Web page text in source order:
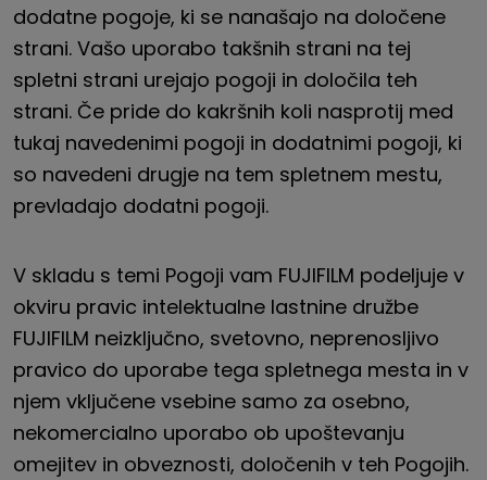
dodatne pogoje, ki se nanašajo na določene
strani. Vašo uporabo takšnih strani na tej
spletni strani urejajo pogoji in določila teh
strani. Če pride do kakršnih koli nasprotij med
tukaj navedenimi pogoji in dodatnimi pogoji, ki
so navedeni drugje na tem spletnem mestu,
prevladajo dodatni pogoji.
V skladu s temi Pogoji vam FUJIFILM podeljuje v
okviru pravic intelektualne lastnine družbe
FUJIFILM neizključno, svetovno, neprenosljivo
pravico do uporabe tega spletnega mesta in v
njem vključene vsebine samo za osebno,
nekomercialno uporabo ob upoštevanju
omejitev in obveznosti, določenih v teh Pogojih.